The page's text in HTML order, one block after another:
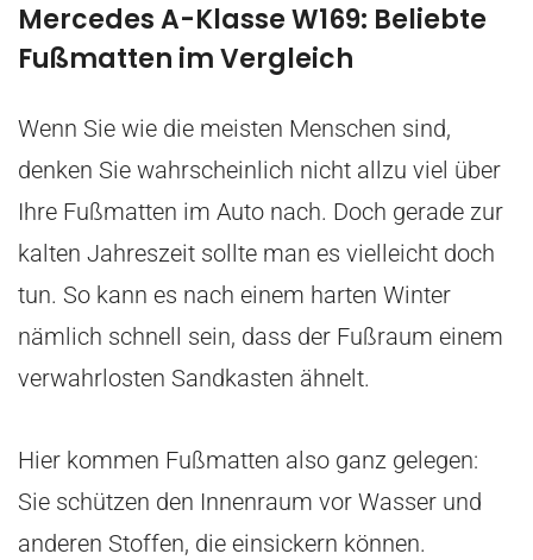
Mercedes A-Klasse W169: Beliebte
Fußmatten im Vergleich
Wenn Sie wie die meisten Menschen sind,
denken Sie wahrscheinlich nicht allzu viel über
Ihre Fußmatten im Auto nach. Doch gerade zur
kalten Jahreszeit sollte man es vielleicht doch
tun. So kann es nach einem harten Winter
nämlich schnell sein, dass der Fußraum einem
verwahrlosten Sandkasten ähnelt.
Hier kommen Fußmatten also ganz gelegen:
Sie schützen den Innenraum vor Wasser und
anderen Stoffen, die einsickern können.